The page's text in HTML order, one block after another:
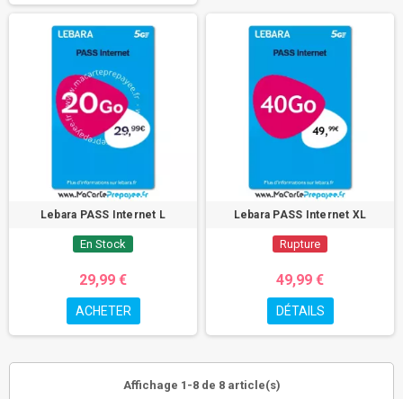
Lebara PASS Internet L
En Stock
29,99 €
ACHETER
Lebara PASS Internet XL
Rupture
49,99 €
DÉTAILS
Affichage 1-8 de 8 article(s)